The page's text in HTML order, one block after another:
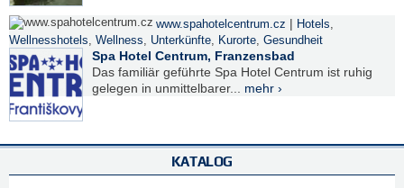
www.spahotelcentrum.cz | Hotels,
Wellnesshotels, Wellness, Unterkünfte, Kurorte, Gesundheit
Spa Hotel Centrum, Franzensbad
Das familiär geführte Spa Hotel Centrum ist ruhig
gelegen in unmittelbarer... mehr ›
KATALOG